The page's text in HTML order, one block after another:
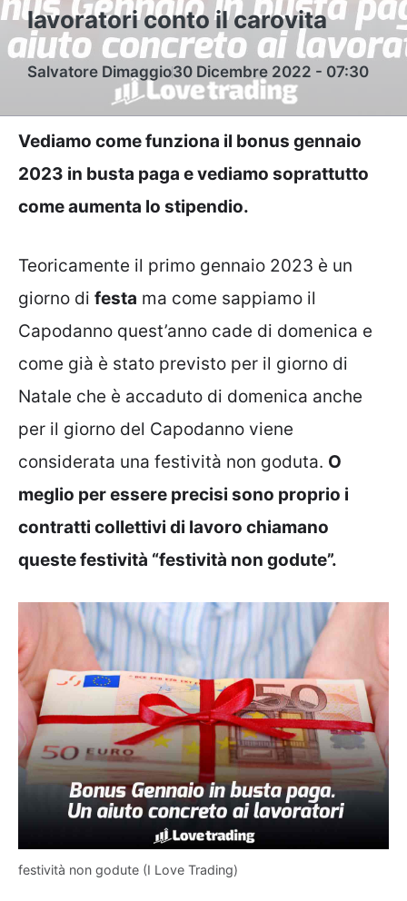
lavoratori conto il carovita
Salvatore Dimaggio30 Dicembre 2022 - 07:30
Vediamo come funziona il bonus gennaio
2023 in busta paga e vediamo soprattutto
come aumenta lo stipendio.
Teoricamente il primo gennaio 2023 è un
giorno di festa ma come sappiamo il
Capodanno quest’anno cade di domenica e
come già è stato previsto per il giorno di
Natale che è accaduto di domenica anche
per il giorno del Capodanno viene
considerata una festività non goduta. O
meglio per essere precisi sono proprio i
contratti collettivi di lavoro chiamano
queste festività “festività non godute”.
festività non godute (I Love Trading)